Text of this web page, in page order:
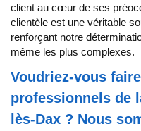
client au cœur de ses
clientèle est une véritable
renforçant notre
même les plus complexes.
Voudriez-vous
professionnels de
lès-Dax ? Nous